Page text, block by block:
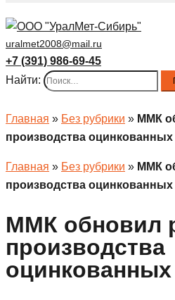
uralmet2008@mail.ru
+7 (391) 986-69-45
Найти:
Главная » Без рубрики » ММК
производства оцинкованных
Главная » Без рубрики » ММК
производства оцинкованных
ММК обновил
производства
оцинкованных